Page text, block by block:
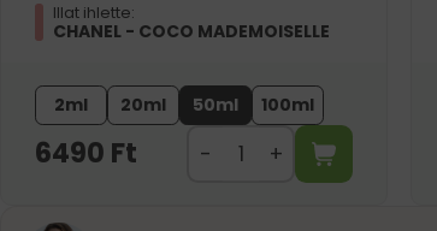
Illat ihlette:
CHANEL - COCO MADEMOISELLE
2ml 20ml 50ml 100ml
6490 Ft